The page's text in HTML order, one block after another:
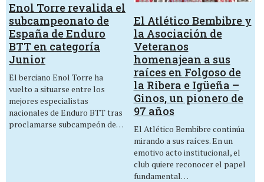
Enol Torre revalida el
subcampeonato de
España de Enduro
BTT en categoría
Junior
El berciano Enol Torre ha
vuelto a situarse entre los
mejores especialistas
nacionales de Enduro BTT tras
proclamarse subcampeón de…
El Atlético Bembibre y
la Asociación de
Veteranos
homenajean a sus
raíces en Folgoso de
la Ribera e Igüeña –
Ginos, un pionero de
97 años
El Atlético Bembibre continúa
mirando a sus raíces. En un
emotivo acto institucional, el
club quiere reconocer el papel
fundamental…